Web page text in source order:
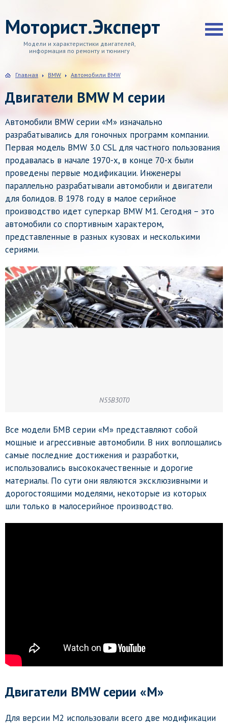
Моторист.Эксперт
Модели и характеристики двигателей,
информация по ремонту и тюнингу
Главная BMW Автомобили BMW
Двигатели BMW М серии
Автомобили BMW серии «М» изначально
разрабатывались для гоночных программ компании.
Первая модель BMW 3.0 CSL для частного пользования
продавалась в начале 1970-х, в конце 70-х были
проведены первые модификации. Инженеры
параллельно разрабатывали автомобили и двигатели
для болидов. В 1978 году в малое серийное
производство идет суперкар BMW M1. Сегодня – это
автомобили со спортивным характером,
представленные в разных кузовах и несколькими
сериями.
N55B30T0
Все модели БМВ серии «М» представляют собой
мощные и агрессивные автомобили. В них воплощались
самые последние достижения и разработки,
использовались высококачественные и дорогие
материалы. По сути они являются эксклюзивными и
дорогостоящими моделями, некоторые из которых
шли только в малосерийное производство.
Двигатели BMW серии «М»
Для версии М2 использовали всего две модификации